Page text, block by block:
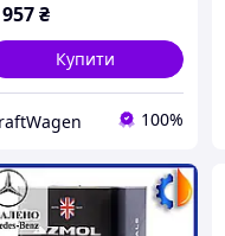
₴
Купити
100%